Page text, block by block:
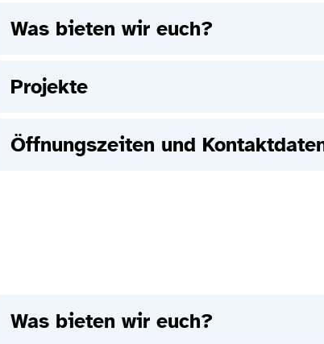
Was bieten wir euch?
Projekte
Öffnungszeiten und
Was bieten wir euch?